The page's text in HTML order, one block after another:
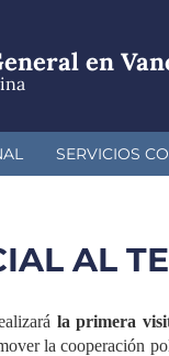
en
SERVICIOS
AL
la primera
la cooperación